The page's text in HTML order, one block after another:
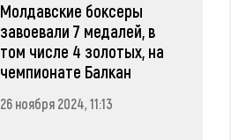
Молдавские боксеры
завоевали 7 медалей, в
том числе 4 золотых, на
чемпионате Балкан
26 ноября 2024, 11:13